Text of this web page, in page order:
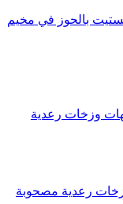
بالحوز في مخيم
وزخات رعدية
رعدية مصحوبة